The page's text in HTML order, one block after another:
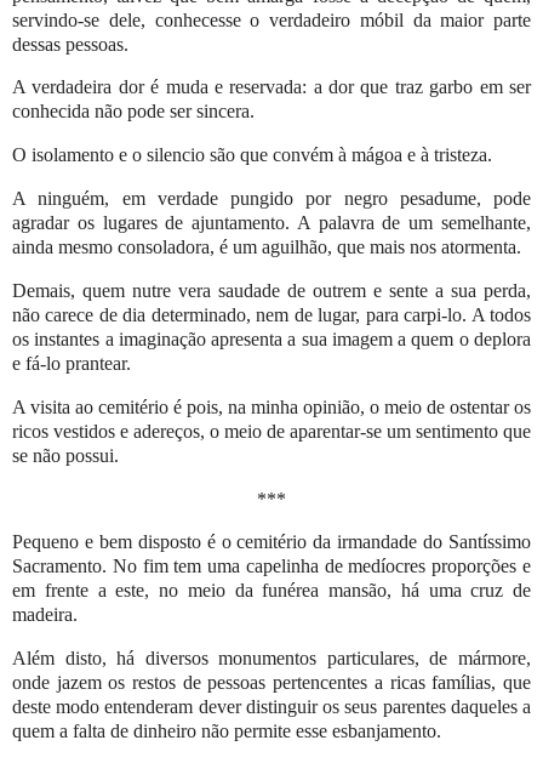
servindo-se dele, conhecesse o verdadeiro móbil da maior parte
dessas pessoas.
A verdadeira dor é muda e reservada: a dor que traz garbo em ser
conhecida não pode ser sincera.
O isolamento e o silencio são que convém à mágoa e à tristeza.
A ninguém, em verdade pungido por negro pesadume, pode
agradar os lugares de ajuntamento. A palavra de um semelhante,
ainda mesmo consoladora, é um aguilhão, que mais nos atormenta.
Demais, quem nutre vera saudade de outrem e sente a sua perda,
não carece de dia determinado, nem de lugar, para carpi-lo. A todos
os instantes a imaginação apresenta a sua imagem a quem o deplora
e fá-lo prantear.
A visita ao cemitério é pois, na minha opinião, o meio de ostentar os
ricos vestidos e adereços, o meio de aparentar-se um sentimento que
se não possui.
***
Pequeno e bem disposto é o cemitério da irmandade do Santíssimo
Sacramento. No fim tem uma capelinha de medíocres proporções e
em frente a este, no meio da funérea mansão, há uma cruz de
madeira.
Além disto, há diversos monumentos particulares, de mármore,
onde jazem os restos de pessoas pertencentes a ricas famílias, que
deste modo entenderam dever distinguir os seus parentes daqueles a
quem a falta de dinheiro não permite esse esbanjamento.